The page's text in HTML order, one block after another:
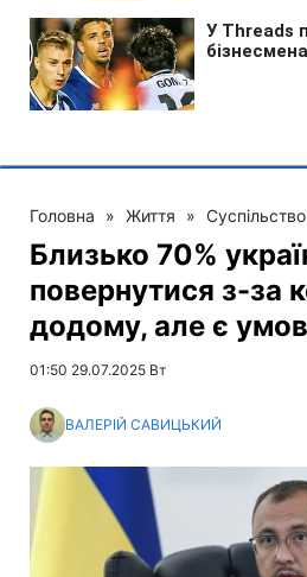
Головна » Життя » Суспільство
Близько 70%
повернутися з-за
додому, але є
01:50 29.07.2025 Вт
ВАЛЕРІЙ САВИЦЬКИЙ